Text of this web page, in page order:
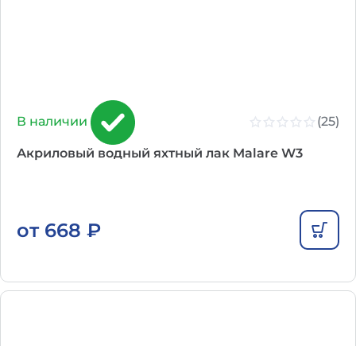
В наличии (25)
Акриловый водный яхтный лак Malare W3
от 668 ₽